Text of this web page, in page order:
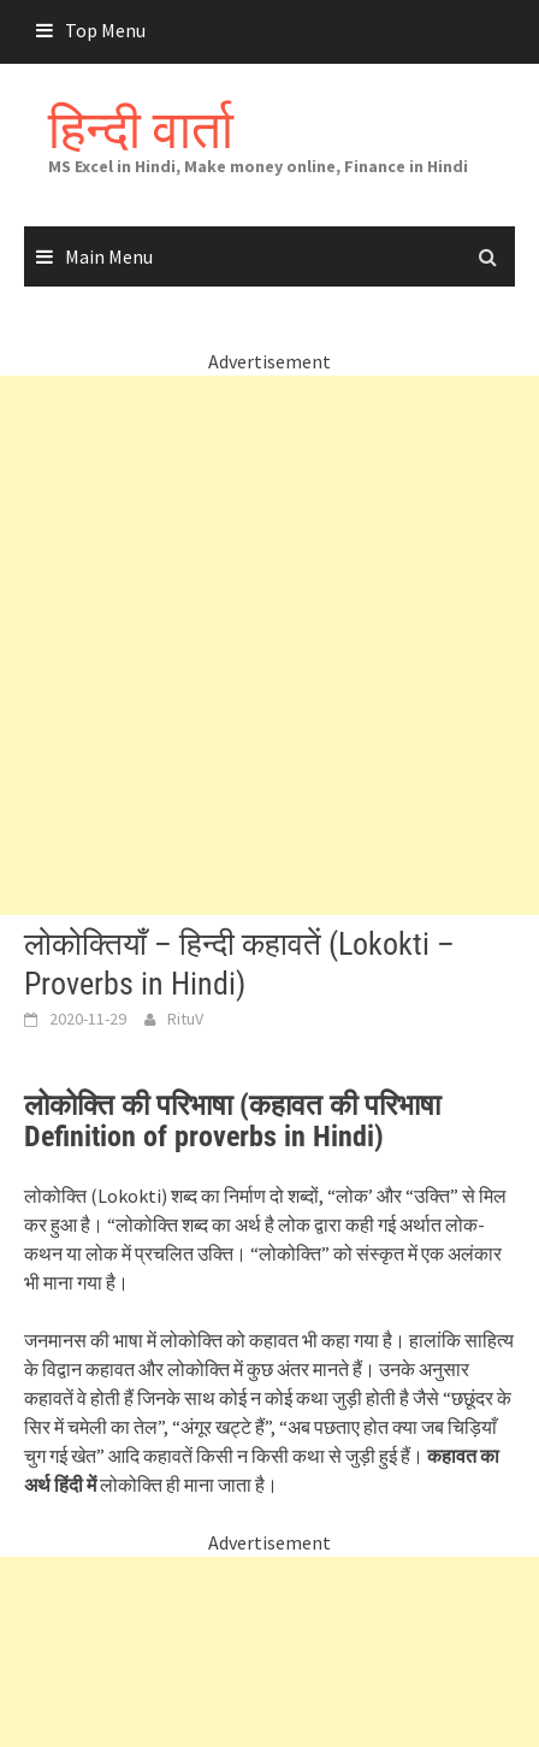
content
Top Menu
हिन्दी वार्ता
MS Excel in Hindi, Make money online, Finance in Hindi
Main Menu
Advertisement
लोकोक्तियाँ – हिन्दी कहावतें (Lokokti –
Proverbs in Hindi)
2020-11-29 RituV
लोकोक्ति की परिभाषा (कहावत की परिभाषा
Definition of proverbs in Hindi)
लोकोक्ति (Lokokti) शब्द का निर्माण दो शब्दों, “लोक’ और “उक्ति” से मिल
कर हुआ है। “लोकोक्ति शब्द का अर्थ है लोक द्वारा कही गई अर्थात लोक-
कथन या लोक में प्रचलित उक्ति। “लोकोक्ति” को संस्कृत में एक अलंकार
भी माना गया है।
जनमानस की भाषा में लोकोक्ति को कहावत भी कहा गया है। हालांकि साहित्य
के विद्वान कहावत और लोकोक्ति में कुछ अंतर मानते हैं। उनके अनुसार
कहावतें वे होती हैं जिनके साथ कोई न कोई कथा जुड़ी होती है जैसे “छछूंदर के
सिर में चमेली का तेल”, “अंगूर खट्टे हैं”, “अब पछताए होत क्या जब चिड़ियाँ
चुग गई खेत” आदि कहावतें किसी न किसी कथा से जुड़ी हुई हैं।कहावत का
अर्थ हिंदी मेंलोकोक्ति ही माना जाता है।
Advertisement